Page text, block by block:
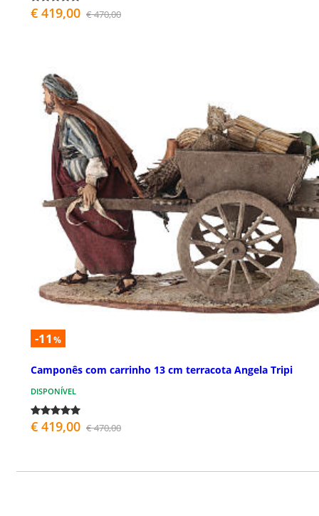
€ 419,00 € 470,00
-11 %
Camponês com carrinho 13 cm terracota Angela Tripi
DISPONÍVEL
€ 419,00 € 470,00